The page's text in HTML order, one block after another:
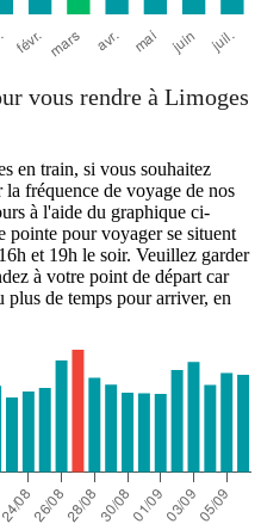
vous rendre à Limoges
en train, si vous souhaitez
fréquence de voyage de nos
à l'aide du graphique ci-
pointe pour voyager se situent
et 19h le soir. Veuillez garder
à votre point de départ car
de temps pour arriver, en